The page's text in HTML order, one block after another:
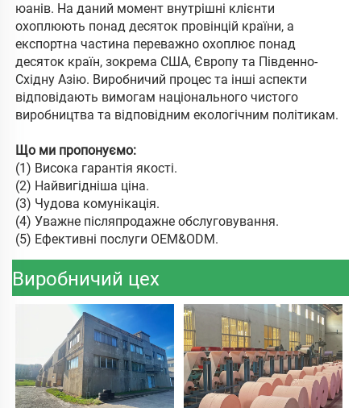
юанів. На даний момент внутрішні клієнти
охоплюють понад десяток провінцій країни, а
експортна частина переважно охоплює понад
десяток країн, зокрема США, Європу та Південно-
Східну Азію. Виробничий процес та інші аспекти
відповідають вимогам національного чистого
виробництва та відповідним екологічним політикам.
Що ми пропонуємо:
(1) Висока гарантія якості.
(2) Найвигідніша ціна.
(3) Чудова комунікація.
(4) Уважне післяпродажне обслуговування.
(5) Ефективні послуги OEM&ODM.
Виробничий цех